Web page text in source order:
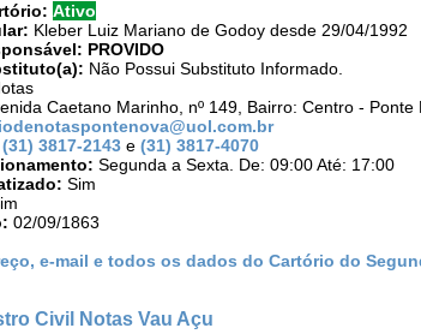
Ativo
Kleber Luiz Mariano de Godoy desde 29/04/1992
PROVIDO
Não Possui Substituto Informado.
Caetano Marinho, nº 149, Bairro: Centro -
(31) 3817-2143 e (31) 3817-4070
Segunda a Sexta. De: 09:00 Até: 17:00
Sim
02/09/1863
e-mail e todos os dados do Cartório do
Civil Notas Vau Açu